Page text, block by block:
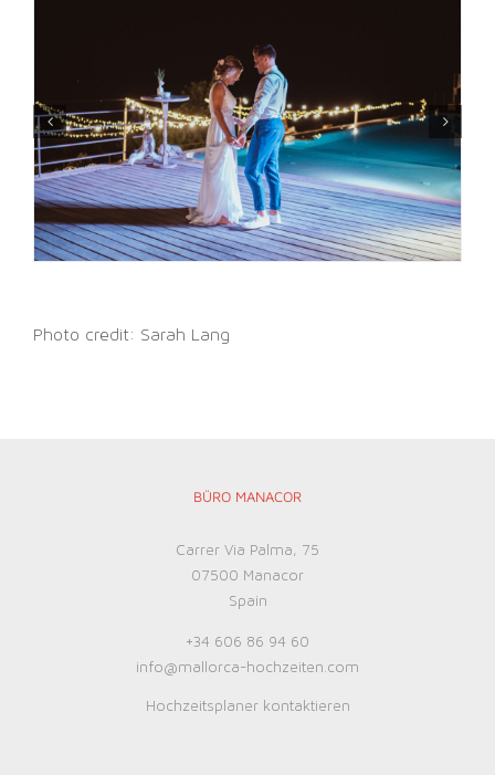
Photo credit: Sarah Lang
BÜRO MANACOR
Carrer Via Palma, 75
07500 Manacor
Spain
+34 606 86 94 60
info@mallorca-hochzeiten.com
Hochzeitsplaner kontaktieren